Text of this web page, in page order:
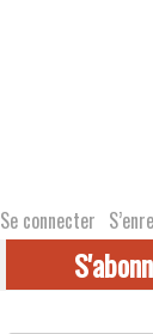
Se connecter